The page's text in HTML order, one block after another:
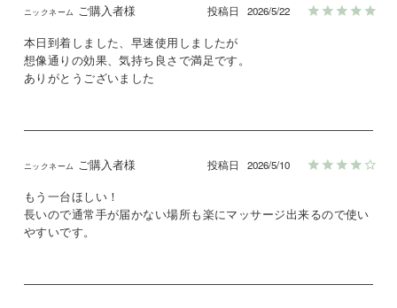
ご購入者様 投稿日 2026/5/22
本日到着しました、早速使用しましたが
想像通りの効果、気持ち良さで満足です。
ありがとうございました
ご購入者様 投稿日 2026/5/10
もう一台ほしい！
長いので通常手が届かない場所も楽にマッサージ出来るので使い
やすいです。